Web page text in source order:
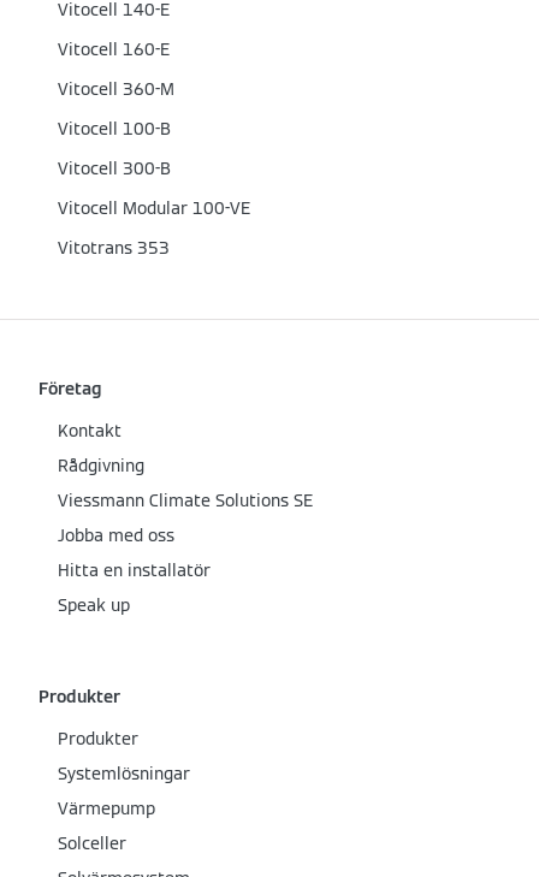
Vitocell 140-E
Vitocell 160-E
Vitocell 360-M
Vitocell 100-B
Vitocell 300-B
Vitocell Modular 100-VE
Vitotrans 353
Företag
Kontakt
Rådgivning
Viessmann Climate Solutions SE
Jobba med oss
Hitta en installatör
Speak up
Produkter
Produkter
Systemlösningar
Värmepump
Solceller